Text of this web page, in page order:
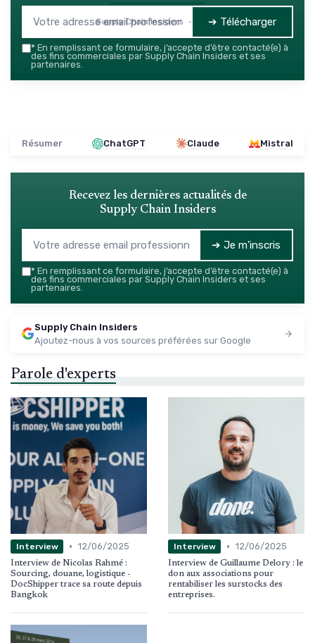
Supply Chain Insiders — 2026➔ Télécharger
* En remplissant ce formulaire, j’accepte d’être contacté(e) à
des fins commerciales par Supply Chain Insiders et ses
partenaires.
Résumer ChatGPT Claude Mistral
Recevez les dernières actualités de
Supply Chain Insiders
➔ Je m'inscris
* En remplissant ce formulaire, j’accepte d’être contacté(e) à
des fins commerciales par Supply Chain Insiders et ses
partenaires.
Supply Chain Insiders
Ajoutez-nous à vos sources préférées sur Google
Parole d'experts
Interview • 12/06/2025
Interview de Nicolas Rahmé :
Sourcing, douane, logistique -
DocShipper trace sa route depuis
Bangkok
Interview • 12/06/2025
Interview de Guillaume Delory : le
don aux associations pour
rentabiliser les surstocks des
entreprises.